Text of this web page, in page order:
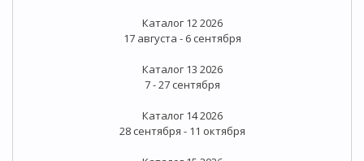
Каталог 12 2026
17 августа - 6 сентября
Каталог 13 2026
7 - 27 сентября
Каталог 14 2026
28 сентября - 11 октября